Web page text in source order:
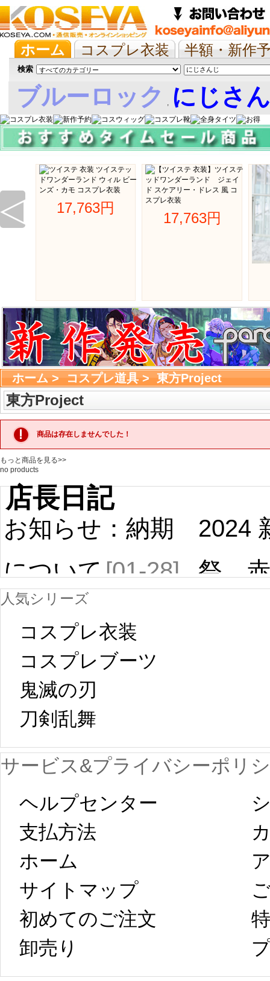
ホーム コスプレ衣装
半額・新作
抱き枕/布団/シーツ
ツイステ ウマ
検索
ブルーロック , にじさ
娘
◁ 17,763円
17,763円
ホーム> コスプレ道具> 東方Project
東方Project
商品は存在しませんでした！
もっと商品を見る>>
no products
店長日記
お知らせ：納期
について[01-28]
中国旧正月の影
響で2024年2月5
日から工場生産
が一時停止いた
します。 2月5日
以後のご注文
は、2月25日から
コスプレ制作、
発送予定となり
2024
祭 赤
プレ
新春
字半
第二
たし
人気シリーズ
コスプレ衣装
コスプレブーツ
鬼滅の刃
刀剣乱舞
サービス&プライバシーポリ
ヘルプセンター
支払方法
ホーム
サイトマップ
初めてのご注文
卸売り